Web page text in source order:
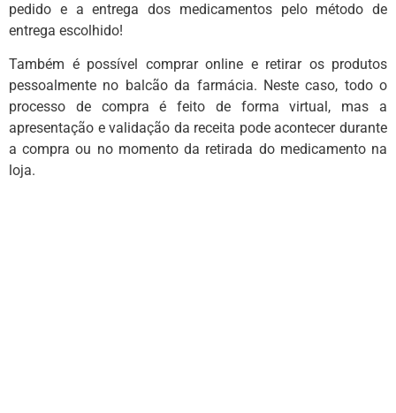
pedido e a entrega dos medicamentos pelo método de
entrega escolhido!
Também é possível comprar online e retirar os produtos
pessoalmente no balcão da farmácia. Neste caso, todo o
processo de compra é feito de forma virtual, mas a
apresentação e validação da receita pode acontecer durante
a compra ou no momento da retirada do medicamento na
loja.